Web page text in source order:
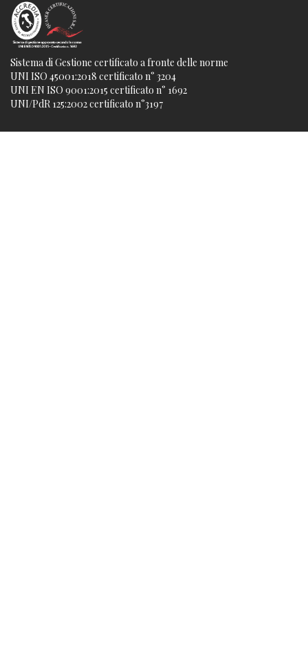
Sistema di Gestione certificato a fronte delle norme
UNI ISO 45001:2018 certificato n° 3204
UNI EN ISO 9001:2015 certificato n° 1692
UNI/PdR 125:2002 certificato n°3197